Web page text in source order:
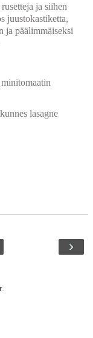
ja siihen
juustokastiketta,
ja päälimmäiseksi
lasagne
›
.